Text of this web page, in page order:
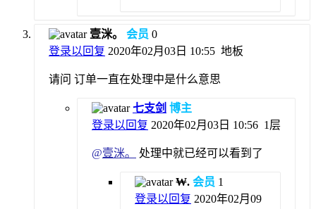
壹洣。 会员 0
登录以回复 2020年02月03日 10:55 地板
请问 订单一直在处理中是什么意思
七支剑 博主
登录以回复 2020年02月03日 10:56 1层
@壹洣。 处理中就已经可以看到了
₩. 会员 1
登录以回复 2020年02月09